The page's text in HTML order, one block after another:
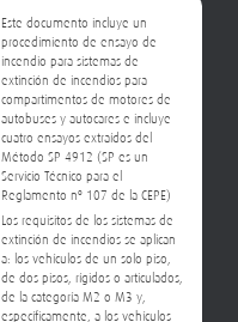
incendio para sistemas de
extinción de incendios para
compartimentos de motores de
autobuses y autocares e incluye
cuatro ensayos extraídos del
Método SP 4912 (SP es un
Servicio Técnico para el
Reglamento nº 107 de la CEPE)
Los requisitos de los sistemas de
extinción de incendios se aplican
a: los vehículos de un solo piso,
de dos pisos, rígidos o articulados,
de la categoría M2 o M3 y,
específicamente, a los vehículos
con una capacidad superior a 22